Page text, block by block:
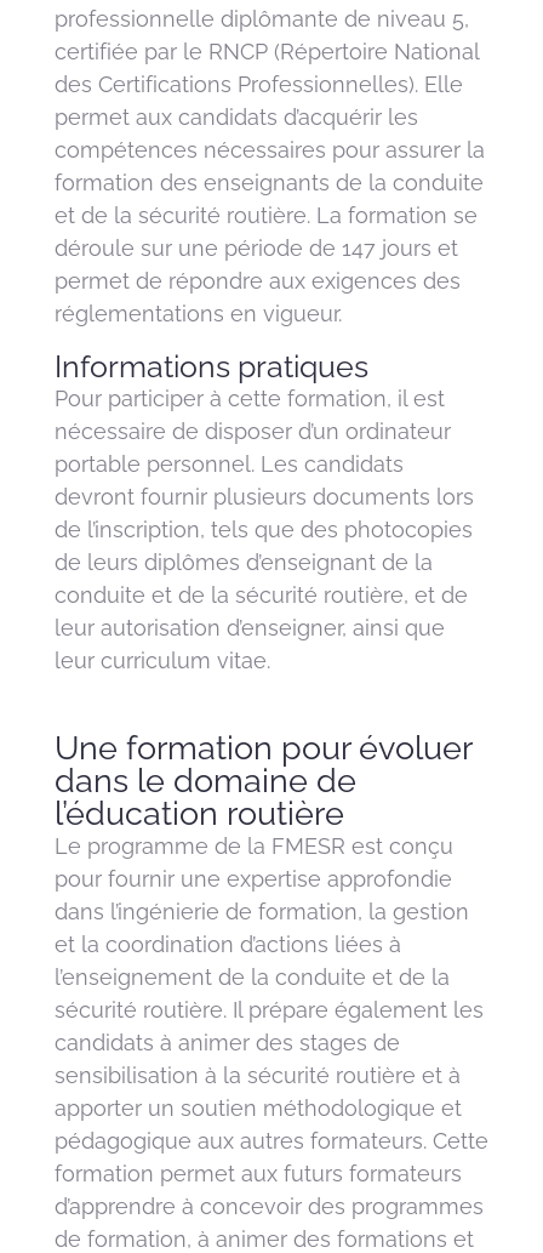
professionnelle diplômante de niveau 5,
certifiée par le RNCP (Répertoire National
des Certifications Professionnelles). Elle
permet aux candidats d’acquérir les
compétences nécessaires pour assurer la
formation des enseignants de la conduite
et de la sécurité routière. La formation se
déroule sur une période de 147 jours et
permet de répondre aux exigences des
réglementations en vigueur.
Informations pratiques
Pour participer à cette formation, il est
nécessaire de disposer d’un ordinateur
portable personnel. Les candidats
devront fournir plusieurs documents lors
de l’inscription, tels que des photocopies
de leurs diplômes d’enseignant de la
conduite et de la sécurité routière, et de
leur autorisation d’enseigner, ainsi que
leur curriculum vitae.
Une formation pour évoluer
dans le domaine de
l’éducation routière
Le programme de la FMESR est conçu
pour fournir une expertise approfondie
dans l’ingénierie de formation, la gestion
et la coordination d’actions liées à
l’enseignement de la conduite et de la
sécurité routière. Il prépare également les
candidats à animer des stages de
sensibilisation à la sécurité routière et à
apporter un soutien méthodologique et
pédagogique aux autres formateurs. Cette
formation permet aux futurs formateurs
d’apprendre à concevoir des programmes
de formation, à animer des formations et